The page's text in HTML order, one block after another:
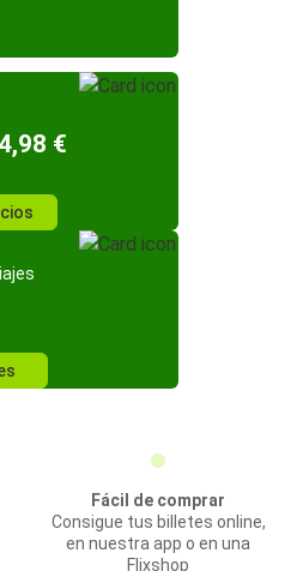
€
Fácil de comprar
Consigue tus billetes online,
en nuestra app o en una
Flixshop